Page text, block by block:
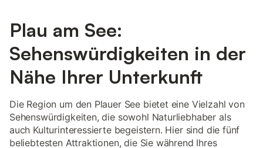
Plau am See:
Sehenswürdigkeiten in der
Nähe Ihrer Unterkunft
Die Region um den Plauer See bietet eine Vielzahl von
Sehenswürdigkeiten, die sowohl Naturliebhaber als
auch Kulturinteressierte begeistern. Hier sind die fünf
beliebtesten Attraktionen, die Sie während Ihres